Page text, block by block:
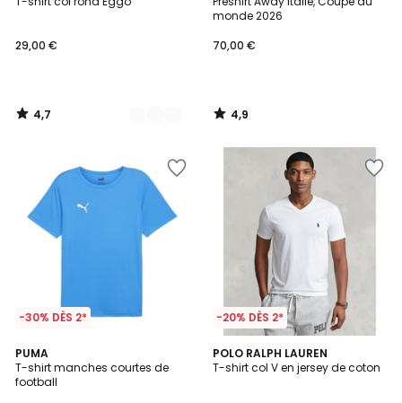
29,00 €
Couleurs
4,7
/
monde 2026
70,00 €
4,9
/
-30% DÈS 2*
PUMA
T-shirt manches courtes de
football
4,8
/ 5
6
Couleurs
-20% DÈS 2*
POLO RALPH LAUREN
T-shirt col V en jersey de coton
4,3
/ 5
4
Couleurs